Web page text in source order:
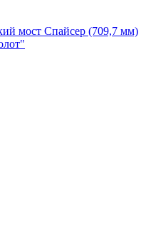
мост Спайсер (709,7 мм)